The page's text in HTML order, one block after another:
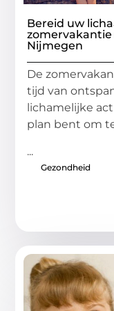
Bereid uw
Nijmegen
De
tijd van
lichamelijke
plan bent om
...
Gezondheid